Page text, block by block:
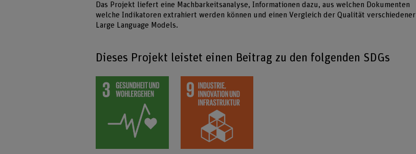
Das Projekt liefert eine Machbarkeitsanalyse, Informationen dazu, aus welchen Dokumenten
welche Indikatoren extrahiert werden können und einen Vergleich der Qualität verschiedener
Large Language Models.
Dieses Projekt leistet einen Beitrag zu den folgenden SDGs